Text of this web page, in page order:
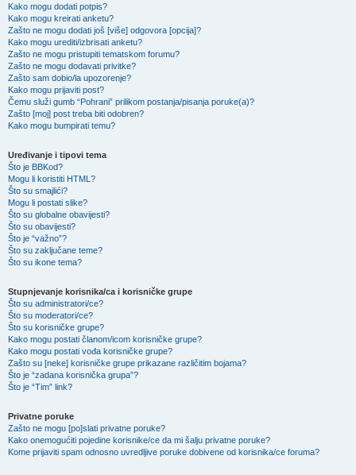
Kako mogu dodati potpis?
Kako mogu kreirati anketu?
Zašto ne mogu dodati još [više] odgovora [opcija]?
Kako mogu urediti/izbrisati anketu?
Zašto ne mogu pristupiti tematskom forumu?
Zašto ne mogu dodavati privitke?
Zašto sam dobio/la upozorenje?
Kako mogu prijaviti post?
Čemu služi gumb “Pohrani” prilikom postanja/pisanja poruke(a)?
Zašto [moj] post treba biti odobren?
Kako mogu bumpirati temu?
Uređivanje i tipovi tema
Što je BBKod?
Mogu li koristiti HTML?
Što su smajlići?
Mogu li postati slike?
Što su globalne obavijesti?
Što su obavijesti?
Što je “važno”?
Što su zaključane teme?
Što su ikone tema?
Stupnjevanje korisnika/ca i korisničke grupe
Što su administratori/ce?
Što su moderatori/ce?
Što su korisničke grupe?
Kako mogu postati članom/icom korisničke grupe?
Kako mogu postati vođa korisničke grupe?
Zašto su [neke] korisničke grupe prikazane različitim bojama?
Što je “zadana korisnička grupa”?
Što je “Tim” link?
Privatne poruke
Zašto ne mogu [po]slati privatne poruke?
Kako onemogućiti pojedine korisnike/ce da mi šalju privatne poruke?
Kome prijaviti spam odnosno uvredljive poruke dobivene od korisnika/ce foruma?